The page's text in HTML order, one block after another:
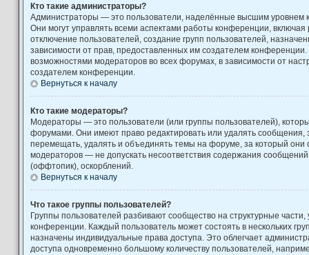
Кто такие администраторы?
Администраторы — это пользователи, наделённые высшим уровнем
Они могут управлять всеми аспектами работы конференции, включая
отключение пользователей, создание групп пользователей,
зависимости от прав, предоставленных им создателем
возможностями модераторов во всех форумах, в зависимости от
создателем конференции.
Вернуться к началу
Кто такие модераторы?
Модераторы — это пользователи (или группы пользователей),
форумами. Они имеют право редактировать или удалять сообщения,
перемещать, удалять и объединять темы на форуме, за который они
модераторов — не допускать несоответствия содержания
(оффтопик), оскорблений.
Вернуться к началу
Что такое группы пользователей?
Группы пользователей разбивают сообщество на структурные
конференции. Каждый пользователь может состоять в нескольких
назначены индивидуальные права доступа. Это облегчает
доступа одновременно большому количеству пользователей,